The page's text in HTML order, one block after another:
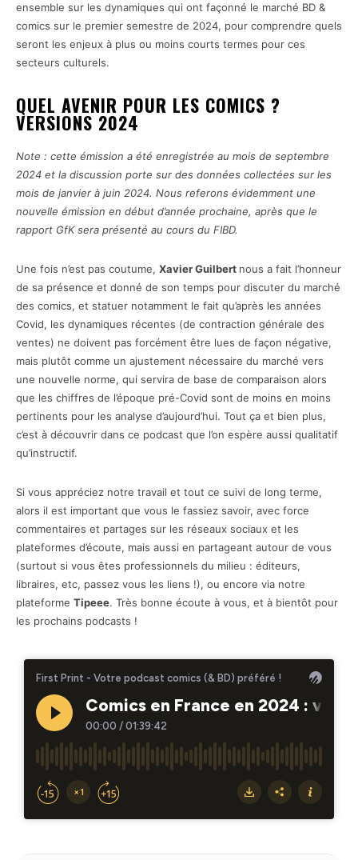
ensemble sur les dynamiques qui ont façonné le marché BD &
comics sur le premier semestre de 2024, pour comprendre quels
seront les enjeux à plus ou moins courts termes pour ces
secteurs culturels.
QUEL AVENIR POUR LES COMICS ?
VERSIONS 2024
Note : cette émission a été enregistrée au mois de septembre
2024 et la discussion porte sur des données collectées sur les
mois de janvier à juin 2024. Nous referons évidemment une
nouvelle émission en début d’année prochaine, après que le
rapport GfK sera présenté au cours du FIBD.
Une fois n’est pas coutume, Xavier Guilbert nous a fait l’honneur
de sa présence et donné de son temps pour discuter du marché
des comics, et statuer notamment le fait qu’après les années
Covid, les dynamiques récentes (de contraction générale des
ventes) ne doivent pas forcément être lues de façon négative,
mais plutôt comme un ajustement nécessaire du marché vers
une nouvelle norme, qui servira de base de comparaison alors
que les chiffres de l’époque pré-Covid sont de moins en moins
pertinents pour les analyse d’aujourd’hui. Tout ça et bien plus,
c’est à découvrir dans ce podcast que l’on espère aussi qualitatif
qu’instructif.
Si vous appréciez notre travail et tout ce suivi de long terme,
alors il est important que vous le fassiez savoir, avec force
commentaires et partages sur les réseaux sociaux et les
plateformes d’écoute, mais aussi en partageant autour de vous
(surtout si vous êtes professionnels du milieu : éditeurs,
libraires, etc, passez vous les liens !), ou encore via notre
plateforme Tipeee. Très bonne écoute à vous, et à bientôt pour
les prochains podcasts !